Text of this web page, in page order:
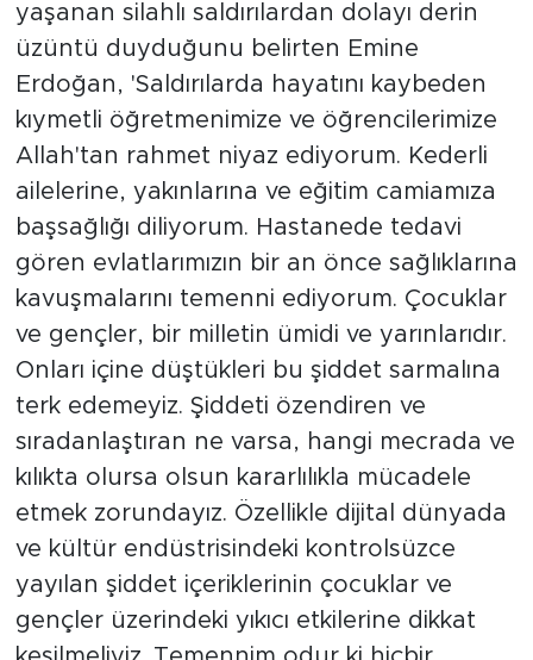
yaşanan silahlı saldırılardan dolayı derin
üzüntü duyduğunu belirten Emine
Erdoğan, 'Saldırılarda hayatını kaybeden
kıymetli öğretmenimize ve öğrencilerimize
Allah'tan rahmet niyaz ediyorum. Kederli
ailelerine, yakınlarına ve eğitim camiamıza
başsağlığı diliyorum. Hastanede tedavi
gören evlatlarımızın bir an önce sağlıklarına
kavuşmalarını temenni ediyorum. Çocuklar
ve gençler, bir milletin ümidi ve yarınlarıdır.
Onları içine düştükleri bu şiddet sarmalına
terk edemeyiz. Şiddeti özendiren ve
sıradanlaştıran ne varsa, hangi mecrada ve
kılıkta olursa olsun kararlılıkla mücadele
etmek zorundayız. Özellikle dijital dünyada
ve kültür endüstrisindeki kontrolsüzce
yayılan şiddet içeriklerinin çocuklar ve
gençler üzerindeki yıkıcı etkilerine dikkat